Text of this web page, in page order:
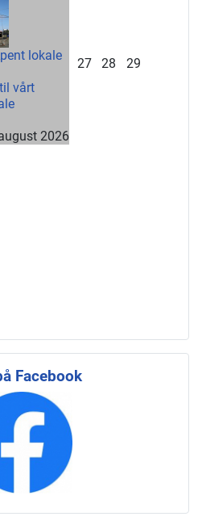
lokale
vårt
2026
27 28 29
Facebook